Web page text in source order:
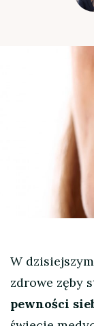
W
zdrowe zęby
pewności